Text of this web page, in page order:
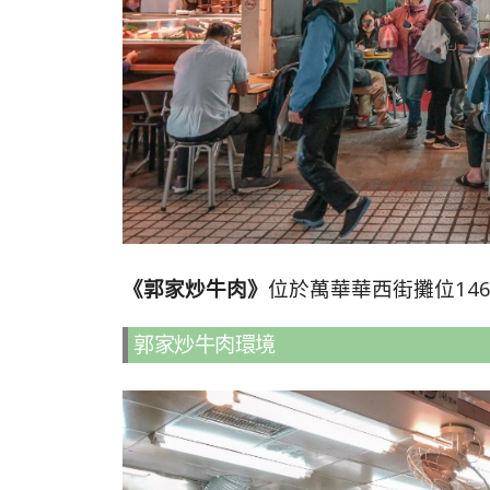
《郭家炒牛肉》 位於萬華華西街攤位
郭家炒牛肉環境